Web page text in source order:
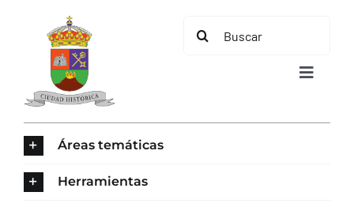
contenido
Buscar:
Toggle
Áreas temáticas
Herramientas